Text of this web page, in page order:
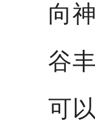
向
谷
可